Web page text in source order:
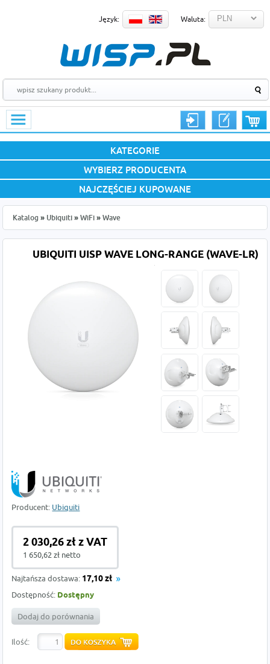
Język: Waluta:
KATEGORIE
WYBIERZ PRODUCENTA
NAJCZĘŚCIEJ KUPOWANE
Katalog » Ubiquiti » WiFi » Wave
UBIQUITI UISP WAVE LONG-RANGE (WAVE-LR)
Producent: Ubiquiti
2 030,26 zł z VAT
1 650,62 zł netto
Najtańsza dostawa: 17,10 zł
Dostępność: Dostępny
Dodaj do porównania
Ilość: